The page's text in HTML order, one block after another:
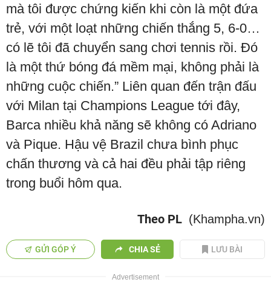
mà tôi được chứng kiến khi còn là một đứa
trẻ, với một loạt những chiến thắng 5, 6-0…
có lẽ tôi đã chuyển sang chơi tennis rồi. Đó
là một thứ bóng đá mềm mại, không phải là
những cuộc chiến.” Liên quan đến trận đấu
với Milan tại Champions League tới đây,
Barca nhiều khả năng sẽ không có Adriano
và Pique. Hậu vệ Brazil chưa bình phục
chấn thương và cả hai đều phải tập riêng
trong buổi hôm qua.
Theo PL (Khampha.vn)
GỬI GÓP Ý CHIA SẺ LƯU BÀI